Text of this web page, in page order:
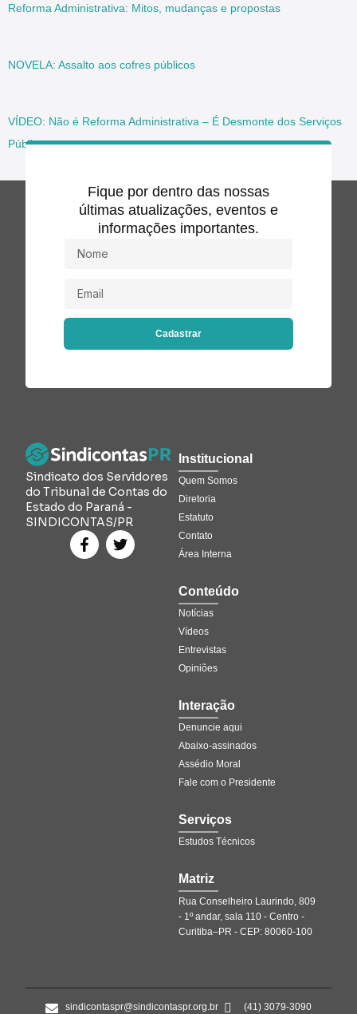
Reforma Administrativa: Mitos, mudanças e propostas
NOVELA: Assalto aos cofres públicos
VÍDEO: Não é Reforma Administrativa – É Desmonte dos Serviços
Públicos
Fique por dentro das nossas
últimas atualizações, eventos e
informações importantes.
Cadastrar
Sindicato dos Servidores
do Tribunal de Contas do
Estado do Paraná -
SINDICONTAS/PR
Institucional
Quem Somos
Diretoria
Estatuto
Contato
Área Interna
Conteúdo
Notícias
Vídeos
Entrevistas
Opiniões
Interação
Denuncie aqui
Abaixo-assinados
Assédio Moral
Fale com o Presidente
Serviços
Estudos Técnicos
Matriz
Rua Conselheiro Laurindo, 809
- 1º andar, sala 110 - Centro -
Curitiba–PR - CEP: 80060-100
sindicontaspr@sindicontaspr.org.br (41) 3079-3090